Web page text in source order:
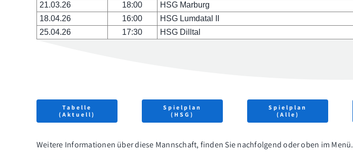
21.03.26
18:00 HSG Marburg
18.04.26
16:00 HSG Lumdatal II
25.04.26
17:30 HSG Dilltal
Tabelle
(Aktuell)
Spielplan
(HSG)
Spielplan
(Alle)
Weitere Informationen über diese Mannschaft, finden Sie nachfolgend oder oben im Menü.